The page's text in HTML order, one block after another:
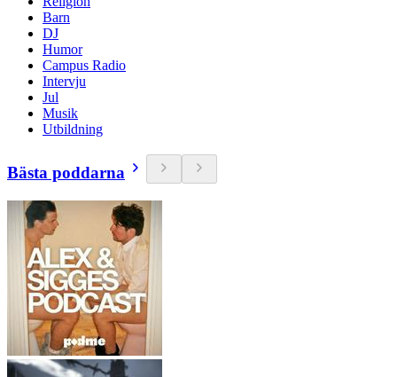
Barn
DJ
Humor
Campus Radio
Intervju
Jul
Musik
Utbildning
Bästa poddarna